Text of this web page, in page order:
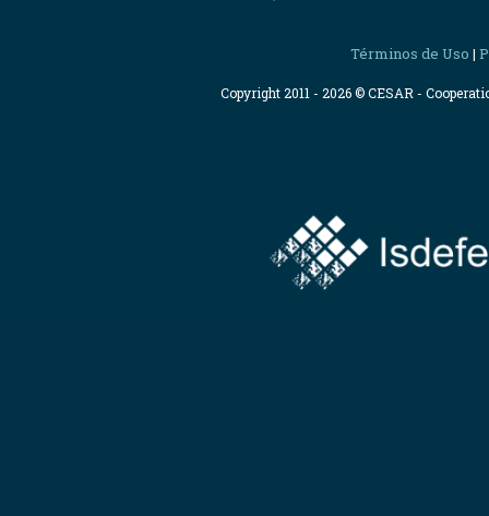
Términos de Uso |
Copyright 2011 - 2026 © CESAR -